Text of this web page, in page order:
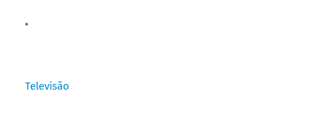
Televisão